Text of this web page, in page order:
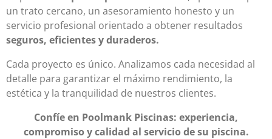
un trato cercano, un asesoramiento honesto y un
servicio profesional orientado a obtener resultados
seguros, eficientes y duraderos.
Cada proyecto es único. Analizamos cada necesidad al
detalle para garantizar el máximo rendimiento, la
estética y la tranquilidad de nuestros clientes.
Confíe en Poolmank Piscinas: experiencia,
compromiso y calidad al servicio de su piscina.